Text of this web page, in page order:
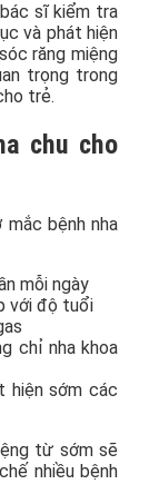
sĩ kiểm tra
và phát hiện
răng miệng
trọng trong
trẻ.
chu cho
bệnh nha
mỗi ngày
với độ tuổi
chỉ nha khoa
hiện sớm các
từ sớm sẽ
nhiều bệnh